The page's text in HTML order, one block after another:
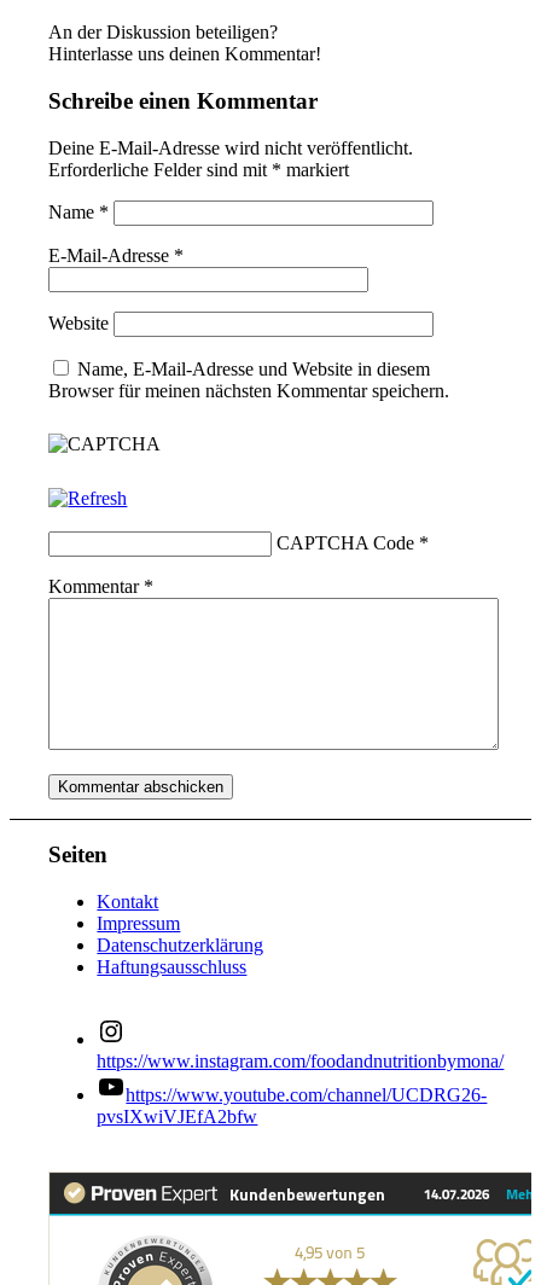
An der Diskussion beteiligen?
Hinterlasse uns deinen Kommentar!
Schreibe einen Kommentar
Deine E-Mail-Adresse wird nicht veröffentlicht.
Erforderliche Felder sind mit * markiert
Name *
E-Mail-Adresse *
Website
Name, E-Mail-Adresse und Website in diesem
Browser für meinen nächsten Kommentar speichern.
CAPTCHA Code *
Kommentar *
Seiten
Kontakt
Impressum
Datenschutzerklärung
Haftungsausschluss
https://www.instagram.com/foodandnutritionbymona/
https://www.youtube.com/channel/UCDRG26-
pvsIXwiVJEfA2bfw